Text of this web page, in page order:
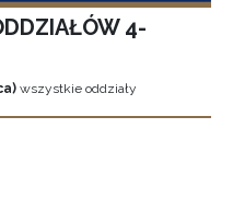
4-
wszystkie oddziały